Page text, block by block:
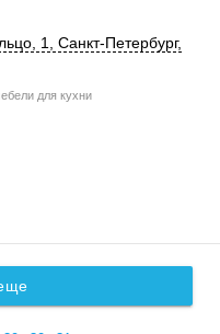
1 Санкт-Петербург,
для кухни